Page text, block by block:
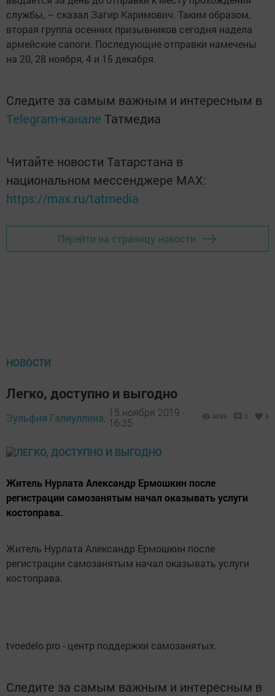
службы, – сказал Загир Каримович. Таким образом,
вторая группа осенних призывников сегодня надела
армейские сапоги. Последующие отправки намечены
на 20, 28 ноября, 4 и 15 декабря.
Следите за самым важным и интересным в
Telegram-канале Татмедиа
Читайте новости Татарстана в
национальном мессенджере MАХ:
https://max.ru/tatmedia
Перейти на страницу новости
НОВОСТИ
Легко, доступно и выгодно
Зульфия Галиуллина, 15 ноября 2019 -
16:35
4099 0 3
Житель Нурлата Александр Ермошкин после
регистрации самозанятым начал оказывать услуги
костоправа.
Житель Нурлата Александр Ермошкин после
регистрации самозанятым начал оказывать услуги
костоправа.
tvoedelo.pro - центр поддержки самозанятых.
Следите за самым важным и интересным в